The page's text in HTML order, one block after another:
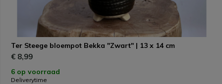
Ter Steege bloempot Bekka "Zwart" | 13 x 14 cm
€ 8,99
6 op voorraad
Deliverytime